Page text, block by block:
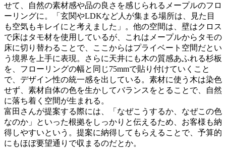
せて、自然の素材感や品の良さを感じられるメープルのフロ
ーリングに。「玄関やLDKなど人が集まる場所は、見た目
も空気もキレイにと考えました」。他の空間は、壁はクロス
で床はタモ材を使用しているが、これはメープルからタモの
床に切り替わることで、ここからはプライベート空間だとい
う境界を上手に表現。さらに天井にも木の質感あふれる杉板
を、フローリングの幅と同じ75mmで貼り付けていくこと
で、デザイン性の統一感を出している。素材に使う木は染色
せず、素材自体の色を生かしてバランスをとることで、自然
に落ち着く空間が生まれる。
富田さんが提案する際には、「なぜこうするか、なぜこの色
なのか」といった根拠をしっかりと伝えるため、お客様も納
得しやすいという。提案に納得してもらえることで、予算的
にもほぼ要望通りで収まるのだとか。